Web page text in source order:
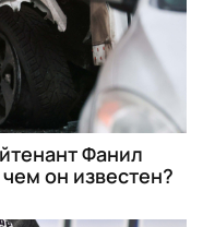
Фанил
он известен?